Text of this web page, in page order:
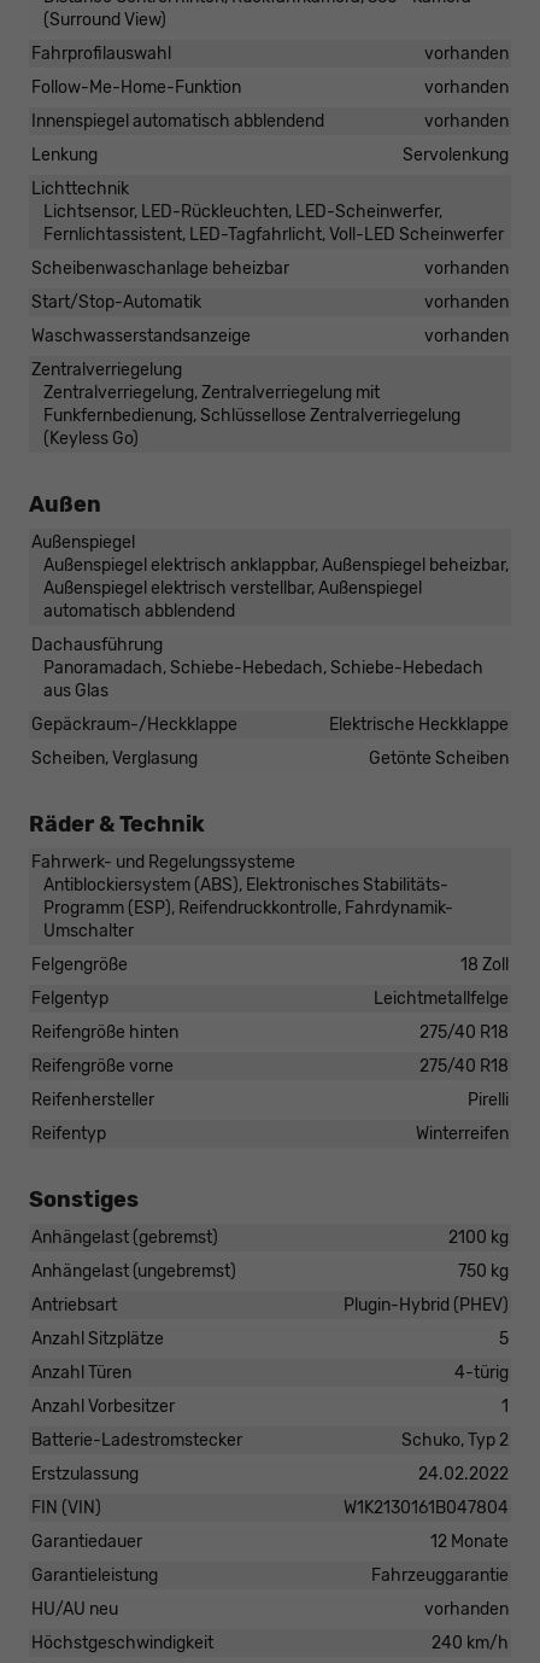
(Surround View)
Fahrprofilauswahl
vorhanden
Follow-Me-Home-Funktion
vorhanden
Innenspiegel automatisch abblendend
vorhanden
Lenkung
Servolenkung
Lichttechnik
Lichtsensor, LED-Rückleuchten, LED-Scheinwerfer,
Fernlichtassistent, LED-Tagfahrlicht, Voll-LED Scheinwerfer
Scheibenwaschanlage beheizbar
vorhanden
Start/Stop-Automatik
vorhanden
Waschwasserstandsanzeige
vorhanden
Zentralverriegelung
Zentralverriegelung, Zentralverriegelung mit
Funkfernbedienung, Schlüssellose Zentralverriegelung
(Keyless Go)
Außen
Außenspiegel
Außenspiegel elektrisch anklappbar, Außenspiegel beheizbar,
Außenspiegel elektrisch verstellbar, Außenspiegel
automatisch abblendend
Dachausführung
Panoramadach, Schiebe-Hebedach, Schiebe-Hebedach
aus Glas
Gepäckraum-/Heckklappe
Elektrische Heckklappe
Scheiben, Verglasung
Getönte Scheiben
Räder & Technik
Fahrwerk- und Regelungssysteme
Antiblockiersystem (ABS), Elektronisches Stabilitäts-
Programm (ESP), Reifendruckkontrolle, Fahrdynamik-
Umschalter
Felgengröße
18 Zoll
Felgentyp
Leichtmetallfelge
Reifengröße hinten
275/40 R18
Reifengröße vorne
275/40 R18
Reifenhersteller
Pirelli
Reifentyp
Winterreifen
Sonstiges
Anhängelast (gebremst)
2100 kg
Anhängelast (ungebremst)
750 kg
Antriebsart
Plugin-Hybrid (PHEV)
Anzahl Sitzplätze
5
Anzahl Türen
4-türig
Anzahl Vorbesitzer
1
Batterie-Ladestromstecker
Schuko, Typ 2
Erstzulassung
24.02.2022
FIN (VIN)
W1K2130161B047804
Garantiedauer
12 Monate
Garantieleistung
Fahrzeuggarantie
HU/AU neu
vorhanden
Höchstgeschwindigkeit
240 km/h